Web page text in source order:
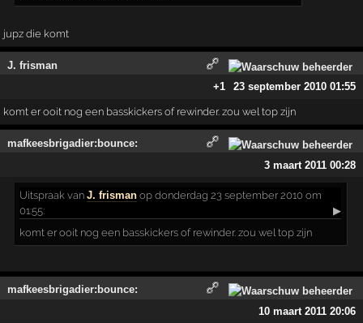
jupz die komt
J. frisman
+1
23 september 2010 01:55
komt er ooit nog een basskickers of rewinder. zou wel top zijn
mafkeesbrigadier:bounce:
3 maart 2011 00:28
Uitspraak vanJ. frisman op donderdag 23 september 2010 om
01:55:
▶
komt er ooit nog een basskickers of rewinder. zou wel top zijn
mafkeesbrigadier:bounce:
10 maart 2011 20:06